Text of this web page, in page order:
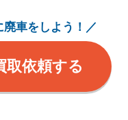
車をしよう！／
取依頼する